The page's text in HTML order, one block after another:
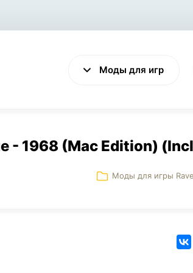
Моды для игр
VALHEIM
- 1968 (Mac Edition)
Моды для игры